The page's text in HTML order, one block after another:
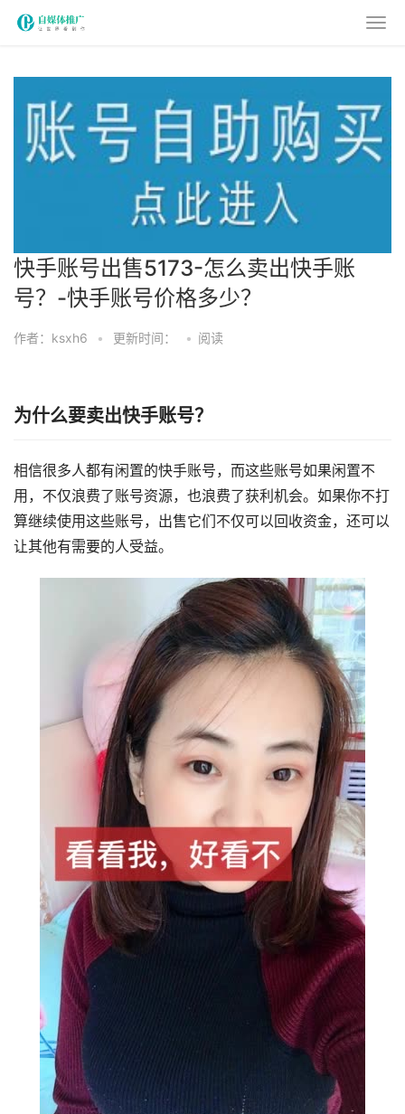
快手账号出售5173-怎么卖出快手账
号？-快手账号价格多少？
作者：ksxh6 • 更新时间： • 阅读
为什么要卖出快手账号？
相信很多人都有闲置的快手账号，而这些账号如果闲置不
用，不仅浪费了账号资源，也浪费了获利机会。如果你不打
算继续使用这些账号，出售它们不仅可以回收资金，还可以
让其他有需要的人受益。